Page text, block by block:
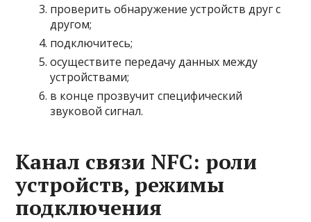
проверить обнаружение устройств друг с
другом;
подключитесь;
осуществите передачу данных между
устройствами;
в конце прозвучит специфический
звуковой сигнал.
Канал связи NFC: роли
устройств, режимы
подключения